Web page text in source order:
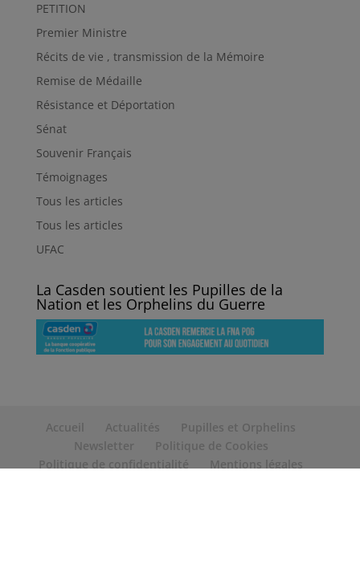
PETITION
Premier Ministre
Récits de vie , transmission de la Mémoire
Remise de Médaille
Résistance et Déportation
Sénat
Souvenir Français
Témoignages
Tous les articles
Tous les articles
UFAC
La Casden soutient les Pupilles de la
Nation et les Orphelins du Guerre
Accueil Actualités
Pupilles et Orphelins
Newsletter
Politique de Cookies
Politique de confidentialité
Mentions légales